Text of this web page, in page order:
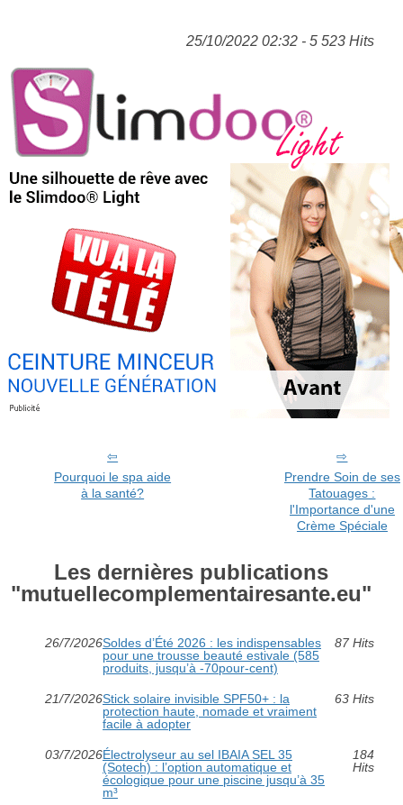
25/10/2022 02:32 - 5 523 Hits
Pourquoi le spa aide
à la santé?
Prendre Soin de ses
Tatouages :
l'Importance d'une
Crème Spéciale
Les dernières publications
"mutuellecomplementairesante.eu"
26/7/2026Soldes d’Été 2026 : les indispensables
pour une trousse beauté estivale (585
produits, jusqu’à -70pour-cent)
87 Hits
21/7/2026Stick solaire invisible SPF50+ : la
protection haute, nomade et vraiment
facile à adopter
63 Hits
03/7/2026Électrolyseur au sel IBAIA SEL 35
(Sotech) : l’option automatique et
écologique pour une piscine jusqu’à 35
m³
184
Hits